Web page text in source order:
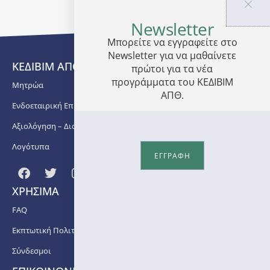
διδάσκει
στο
πανεπιστήμιο
από το
1991
και έχει
ερευνητικών
Τα
ΚΕΔΙΒΙΜ ΑΠΘ
Μητρώα
Ενδοεταιρική Επιμόρφωση
Αξιολόγηση – Διασφάλιση Ποιότητας
Λογότυπα
ΧΡΗΣΙΜΑ
FAQ
Εκπτωτική Πολιτική
Σύνδεσμοι
Newsletter
Μπορείτε να εγγραφείτε στο
Newsletter για να μαθαίνετε
πρώτοι για τα νέα
προγράμματα του ΚΕΔΙΒΙΜ
ΑΠΘ.
ΕΓΓΡΑΦΗ